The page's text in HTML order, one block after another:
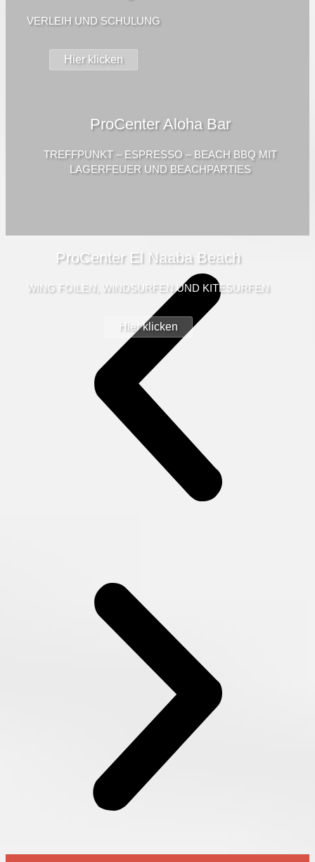
VERLEIH UND SCHULUNG
Hier klicken
ProCenter Aloha Bar
TREFFPUNKT – ESPRESSO – BEACH BBQ MIT
LAGERFEUER UND BEACHPARTIES
ProCenter El Naaba Beach
WING FOILEN, WINDSURFEN UND KITESURFEN
Hier klicken